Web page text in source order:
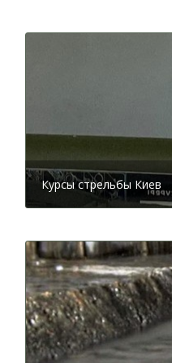
Здание бывшего
Большую роль в
воскресных школ в
попечитель Киевского
русский хирург
у властей разрешения
ней проходили в
воскресеньям.
Курсы стрельбы Киев